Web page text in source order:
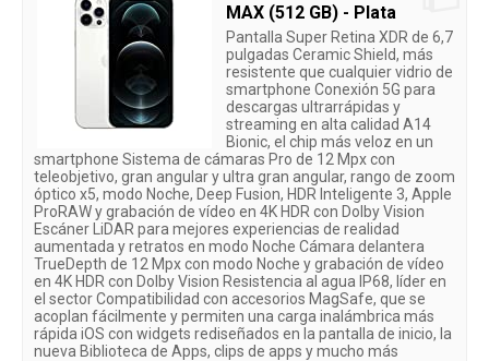
MAX (512 GB) - Plata
Pantalla Super Retina XDR de 6,7
pulgadas Ceramic Shield, más
resistente que cualquier vidrio de
smartphone Conexión 5G para
descargas ultrarrápidas y
streaming en alta calidad A14
Bionic, el chip más veloz en un
smartphone Sistema de cámaras Pro de 12 Mpx con
teleobjetivo, gran angular y ultra gran angular, rango de zoom
óptico x5, modo Noche, Deep Fusion, HDR Inteligente 3, Apple
ProRAW y grabación de vídeo en 4K HDR con Dolby Vision
Escáner LiDAR para mejores experiencias de realidad
aumentada y retratos en modo Noche Cámara delantera
TrueDepth de 12 Mpx con modo Noche y grabación de vídeo
en 4K HDR con Dolby Vision Resistencia al agua IP68, líder en
el sector Compatibilidad con accesorios MagSafe, que se
acoplan fácilmente y permiten una carga inalámbrica más
rápida iOS con widgets rediseñados en la pantalla de inicio, la
nueva Biblioteca de Apps, clips de apps y mucho más